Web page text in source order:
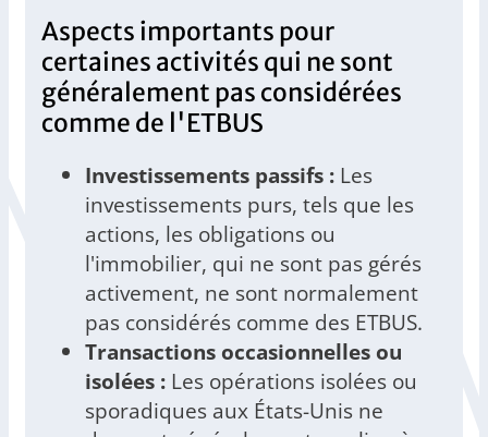
Aspects importants pour
certaines activités qui ne sont
généralement pas considérées
comme de l'ETBUS
Investissements passifs : Les
investissements purs, tels que les
actions, les obligations ou
l'immobilier, qui ne sont pas gérés
activement, ne sont normalement
pas considérés comme des ETBUS.
Transactions occasionnelles ou
isolées : Les opérations isolées ou
sporadiques aux États-Unis ne